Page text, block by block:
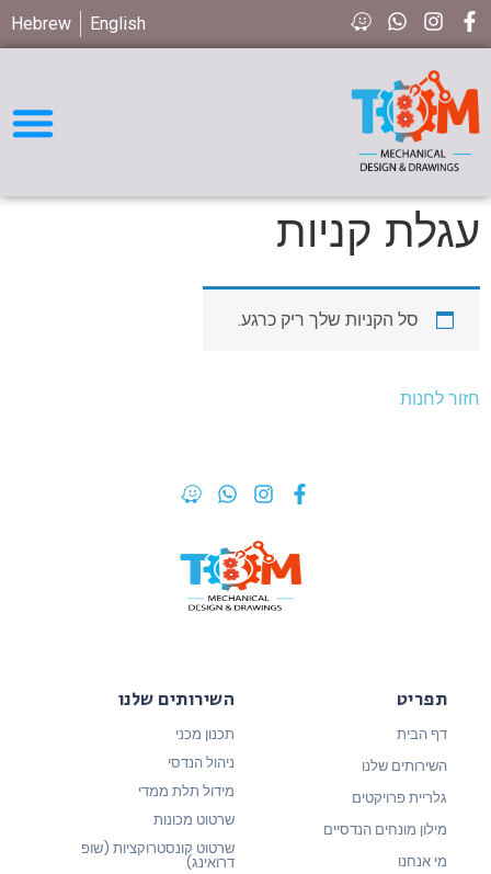
English
Hebrew
עגלת קניות
סל הקניות שלך ריק כרגע.
חזור לחנות
תפריט
דף הבית
השירותים שלנו
גלריית פרויקטים
מילון מונחים הנדסיים
מי אנחנו
השירותים שלנו
תכנון מכני
ניהול הנדסי
מידול תלת ממדי
שרטוט מכונות
שרטוט קונסטרוקציות (שופ
דרואינג)